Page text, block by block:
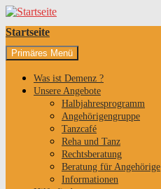
Startseite
Suchen
Primäres Menü
Inhalt
springen
Was ist Demenz ?
Unsere Angebote
Halbjahresprogramm
Angehörigengruppe
Tanzcafé
Reha und Tanz
Rechtsberatung
Beratung für Angehörige
Informationen